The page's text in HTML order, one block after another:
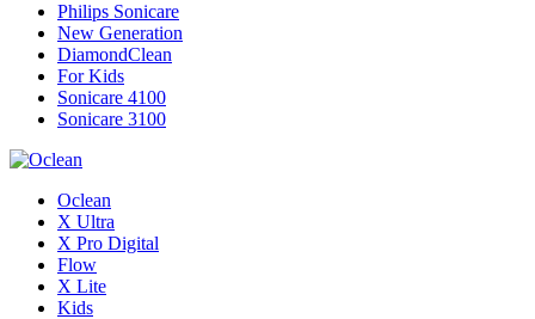
Philips Sonicare
New Generation
DiamondClean
For Kids
Sonicare 4100
Sonicare 3100
Oclean
X Ultra
X Pro Digital
Flow
X Lite
Kids